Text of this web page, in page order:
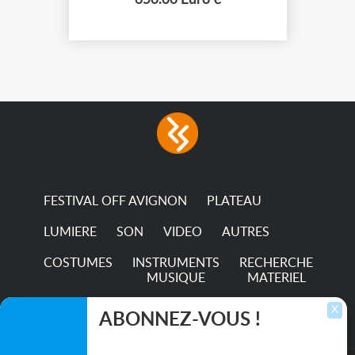
sections et sont montés sur des
sont fabr...
FESTIVAL OFF AVIGNON PLATEAU
LUMIERE SON VIDEO AUTRES
COSTUMES
INSTRUMENTS
MUSIQUE
RECHERCHE
MATERIEL
TRANSPORTS X
ABONNEZ-VOUS !